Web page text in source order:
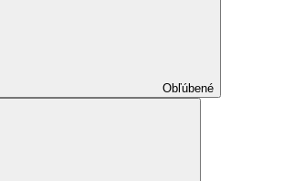
Obľúbené